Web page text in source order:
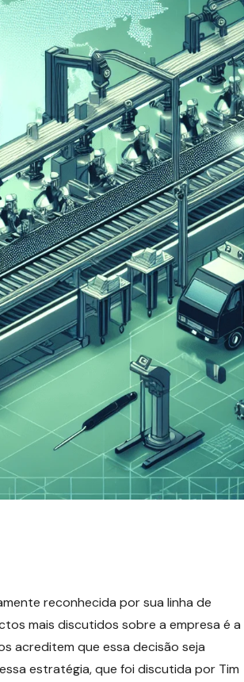
reconhecida por sua linha de
mais discutidos sobre a empresa é a
acreditem que essa decisão seja
estratégia, que foi discutida por Tim